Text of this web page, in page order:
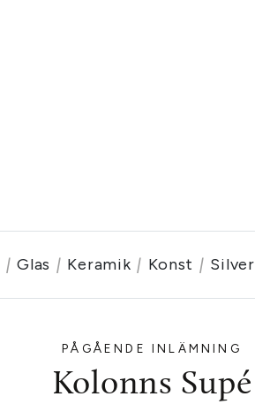
| Glas | Keramik | Konst | Silver
PÅGÅENDE INLÄMNING
Kolonns Supé